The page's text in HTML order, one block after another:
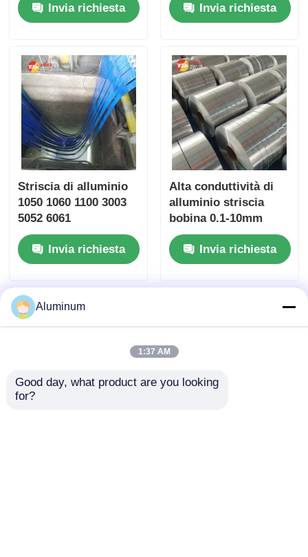
a caldo 0,2-4 mm
Larghezza di
Barra di bus con
ASTM EN JIS ISO
SGS ROHS Cert
Invia richiesta
personalizzate Adatto
per imballaggi
costruzione
Invia richiesta
Striscia di alluminio
1050 1060 1100 3003
5052 6061
Trasformatore Rivolta
Illuminazione a LED
Cappottole bevande
persiane veneziane
tubi di alluminio in
plastica Larghezza e
Invia richiesta
Alta conduttività di
alluminio striscia
bobina 0.1-10mm
Custom Slit Strip per
il connettore della
batteria Cable
Invia richiesta
Aluminum
1:37 AM
Good day, what product are you looking
for?